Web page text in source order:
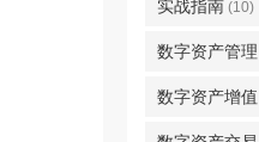
实战指南 (10)
数字资产管理
数字资产增值